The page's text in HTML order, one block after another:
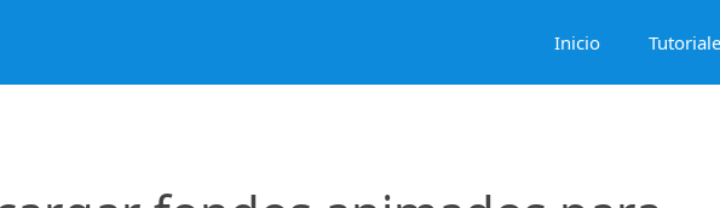
Inicio